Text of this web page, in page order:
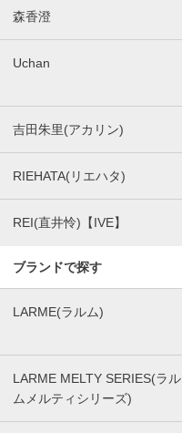
森香澄
Uchan
吉田朱里(アカリン)
RIEHATA(リエハタ)
REI(直井怜)【IVE】
ブランドで探す
LARME(ラルム)
LARME MELTY SERIES(ラル
ムメルティシリーズ)